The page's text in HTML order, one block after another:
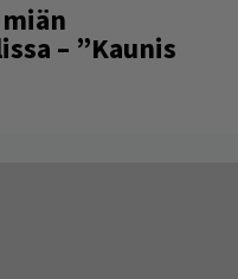
– ”Kaunis